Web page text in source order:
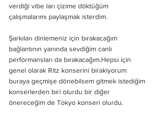
verdiği vibe ları çizime döktüğüm
çalışmalarımı paylaşmak isterdim.
Şarkıları dinlemeniz için bırakacağım
bağlantının yanında sevdiğim canlı
performansları da bırakacağım.Hepsi için
genel olarak Ritz konserini birakiyorum
buraya geçmişe dönebilsem gitmek istediğim
konserlerden biri olurdu bir diğer
önereceğim de Tokyo konseri olurdu.